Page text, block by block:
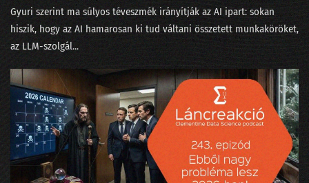
037 - Nők az adatbányában
036 - Mesterséges apácaviccek és a fizika természetes szépsége
035 - Értelem és érzelem és algoritmus
33. NLP kerekasztal a conTEXT 2021 konferencián
31. Regulázzuk meg a Facebookot!
Gyuri szerint ma súlyos téveszmék irányítják az AI ipart: sokan
hiszik, hogy az AI hamarosan ki tud váltani összetett munkaköröket,
az LLM-szolgál...